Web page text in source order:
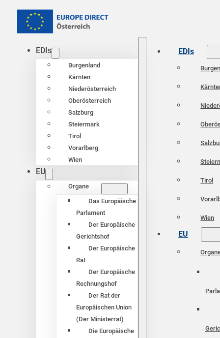
EDIs
Burgenland
Kärnten
Niederösterreich
Oberösterreich
Salzburg
Steiermark
Tirol
Vorarlberg
Wien
EU
Organe
Das Europäische
Parlament
Der Europäische
Gerichtshof
Der Europäische
Rat
Der Europäische
Rechnungshof
Der Rat der
Europäischen Union
(Der Ministerrat)
Die Europäische
EDIs
Tirol
Wien
EU